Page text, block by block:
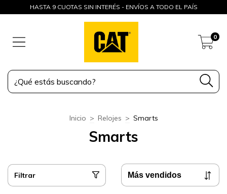
HASTA 9 CUOTAS SIN INTERÉS - ENVÍOS A TODO EL PAÍS
0
Inicio > Relojes > Smarts
Smarts
Filtrar